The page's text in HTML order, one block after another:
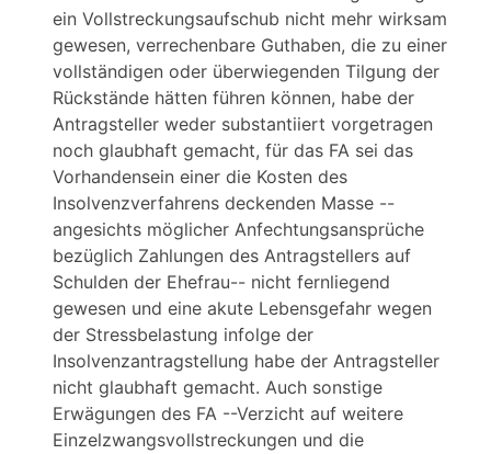
ein Vollstreckungsaufschub nicht mehr wirksam
gewesen, verrechenbare Guthaben, die zu einer
vollständigen oder überwiegenden Tilgung der
Rückstände hätten führen können, habe der
Antragsteller weder substantiiert vorgetragen
noch glaubhaft gemacht, für das FA sei das
Vorhandensein einer die Kosten des
Insolvenzverfahrens deckenden Masse --
angesichts möglicher Anfechtungsansprüche
bezüglich Zahlungen des Antragstellers auf
Schulden der Ehefrau-- nicht fernliegend
gewesen und eine akute Lebensgefahr wegen
der Stressbelastung infolge der
Insolvenzantragstellung habe der Antragsteller
nicht glaubhaft gemacht. Auch sonstige
Erwägungen des FA --Verzicht auf weitere
Einzelzwangsvollstreckungen und die